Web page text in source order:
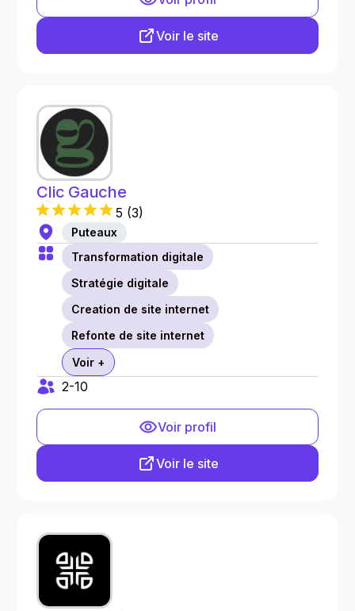
Voir le site
Clic Gauche
5 (3)
Puteaux
Transformation digitale
Stratégie digitale
Creation de site internet
Refonte de site internet
Voir +
2-10
Voir profil
Voir le site